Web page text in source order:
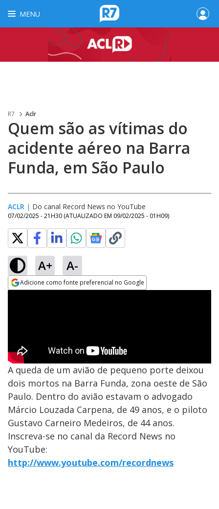
MENU
R7 Aclr
Quem são as vítimas do
acidente aéreo na Barra
Funda, em São Paulo
ACLR | Do canal Record News no YouTube
07/02/2025 - 21H30 (ATUALIZADO EM 09/02/2025 - 01H09)
A+ A-
Adicione como fonte preferencial no Google
A queda de um avião de pequeno porte deixou
dois mortos na Barra Funda, zona oeste de São
Paulo. Dentro do avião estavam o advogado
Márcio Louzada Carpena, de 49 anos, e o piloto
Gustavo Carneiro Medeiros, de 44 anos.
Inscreva-se no canal da Record News no
YouTube:
http://www.youtube.com/recordnews